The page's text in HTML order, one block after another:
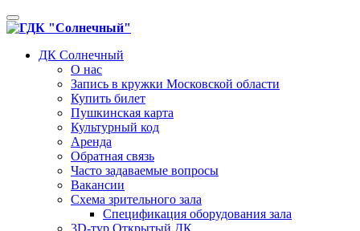
Toggle
navigation
ДК Солнечный
О нас
Запись в кружки Московской области
Купить билет
Пушкинская карта
Культурный код
Аренда
Обратная связь
Часто задаваемые вопросы
Вакансии
Схема зрительного зала
Спецификация оборудования зала
3D-тур Открытый ДК